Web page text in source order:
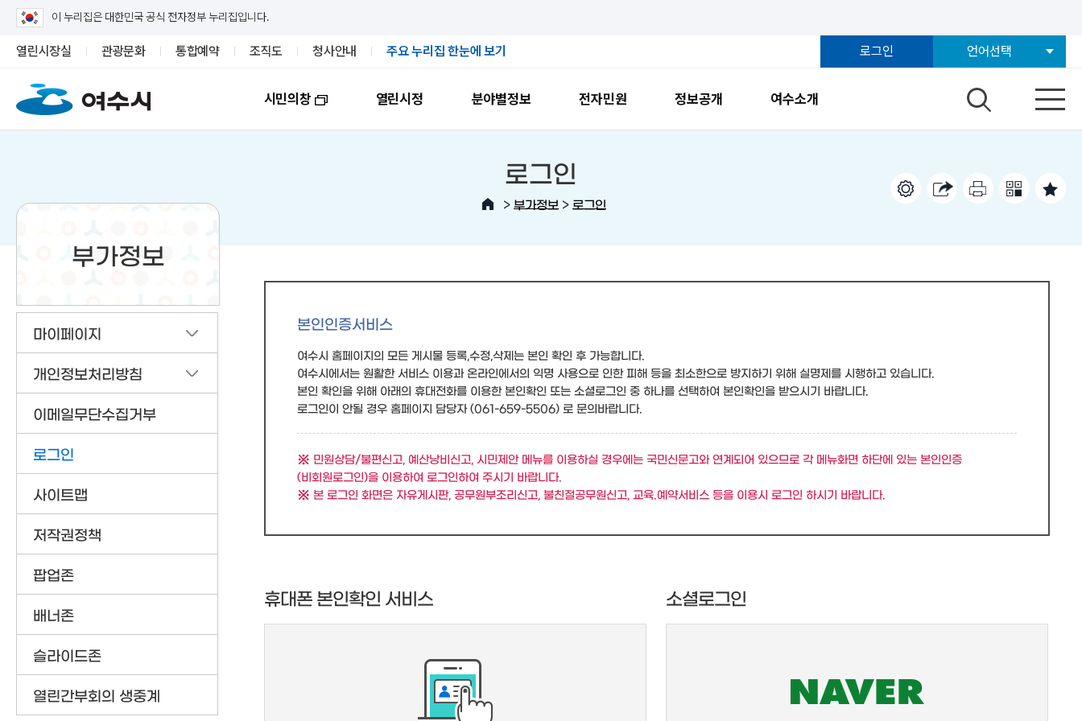
이 누리집은 대한민국 공식 전자정부 누리집입니다.
열린시장실 관광문화 통합예약 조직도 청사안내 주요 누리집 한눈에 보기 로그인 언어선택
시민의창 열린시정 분야별정보 전자민원 정보공개 여수소개
부가정보
마이페이지
개인정보처리방침
이메일무단수집거부
로그인
사이트맵
저작권정책
팝업존
배너존
슬라이드존
열린간부회의 생중계
로그인
> 부가정보 > 로그인
본인인증서비스
여수시 홈페이지의 모든 게시물 등록,수정,삭제는 본인 확인 후 가능합니다.
여수시에서는 원활한 서비스 이용과 온라인에서의 익명 사용으로 인한 피해 등을 최소한으로 방지하기 위해 실명제를 시행하고 있습니다.
본인 확인을 위해 아래의 휴대전화를 이용한 본인확인 또는 소셜로그인 중 하나를 선택하여 본인확인을 받으시기 바랍니다.
로그인이 안될 경우 홈페이지 담당자 (061-659-5506) 로 문의바랍니다.
민원상담/불편신고, 예산낭비신고, 시민제안 메뉴를 이용하실 경우에는 국민신문고와 연계되어 있으므로 각 메뉴화면 하단에 있는 본인인증
(비회원로그인)을 이용하여 로그인하여 주시기 바랍니다.
본 로그인 화면은 자유게시판, 공무원부조리신고, 불친절공무원신고, 교육.예약서비스 등을 이용시 로그인 하시기 바랍니다.
휴대폰 본인확인 서비스 소셜로그인